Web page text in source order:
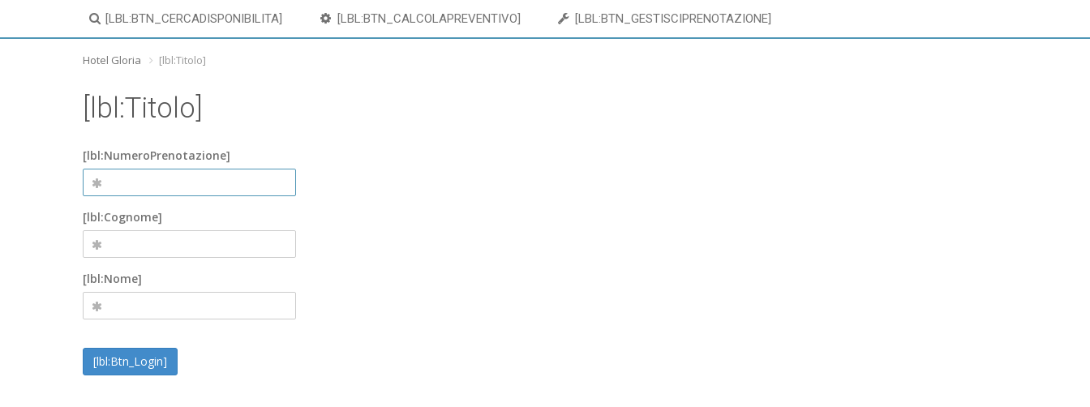
[LBL:BTN_CERCADISPONIBILITA] [LBL:BTN_CALCOLAPREVENTIVO] [LBL:BTN_GESTISCIPRENOTAZIONE]
Hotel Gloria [lbl:Titolo]
[lbl:Titolo]
[lbl:NumeroPrenotazione]
[lbl:Cognome]
[lbl:Nome]